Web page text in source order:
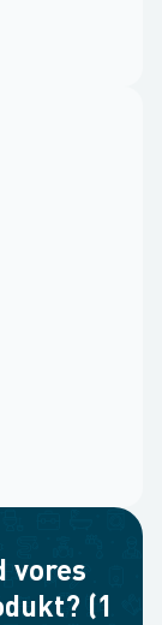
vores
(1